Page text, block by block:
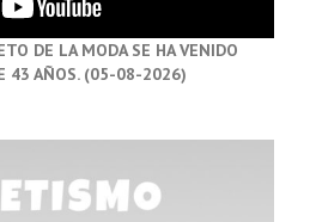
DE LA MODA SE HA VENIDO
43 AÑOS. (05-08-2026)